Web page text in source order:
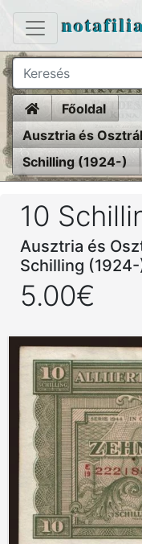
HomeFőoldal
Ausztria és
Schilling (1924-)
10
Ausztria és
Schilling (1924-
5.00€